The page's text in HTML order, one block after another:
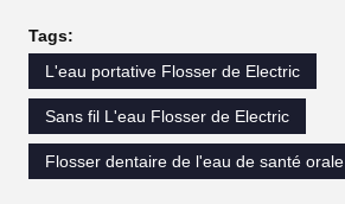
Tags:
L'eau portative Flosser de Electric
Sans fil L'eau Flosser de Electric
Flosser dentaire de l'eau de santé orale